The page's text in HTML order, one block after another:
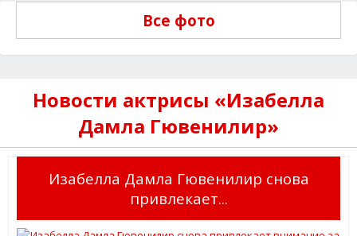
Все фото
Новости актрисы «Изабелла
Дамла Гювенилир»
Изабелла Дамла Гювенилир снова
привлекает...